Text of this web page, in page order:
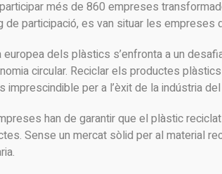
més de 860 empreses
de participació, es van situar les empreses
dels plàstics s’enfronta a un
circular. Reciclar els productes
per a l’èxit de la indústria
han de garantir que el plàstic
Sense un mercat sòlid per al material